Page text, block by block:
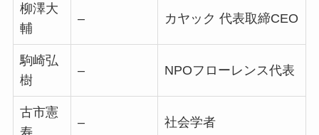
柳澤大
輔
– カヤック 代表取締CEO
駒崎弘
樹
– NPOフローレンス代表
古市憲
寿
– 社会学者